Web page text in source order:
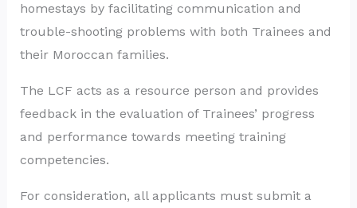
homestays by facilitating communication and
trouble-shooting problems with both Trainees and
their Moroccan families.
The LCF acts as a resource person and provides
feedback in the evaluation of Trainees’ progress
and performance towards meeting training
competencies.
For consideration, all applicants must submit a